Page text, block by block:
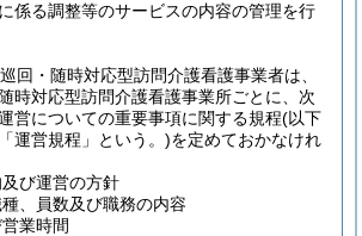
係る調整等のサービスの内容の管理を行
回・随時対応型訪問介護看護事業者は、
時対応型訪問介護看護事業所ごとに、次
営についての重要事項に関する規程(以下
運営規程」という。)を定めておかなけれ
び運営の方針
、員数及び職務の内容
業時間